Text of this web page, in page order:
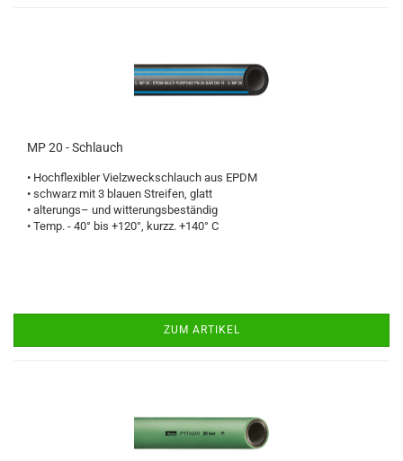
MP 20 - Schlauch
• Hochflexibler Vielzweckschlauch aus EPDM
• schwarz mit 3 blauen Streifen, glatt
• alterungs– und witterungsbeständig
• Temp. - 40° bis +120°, kurzz. +140° C
ZUM ARTIKEL